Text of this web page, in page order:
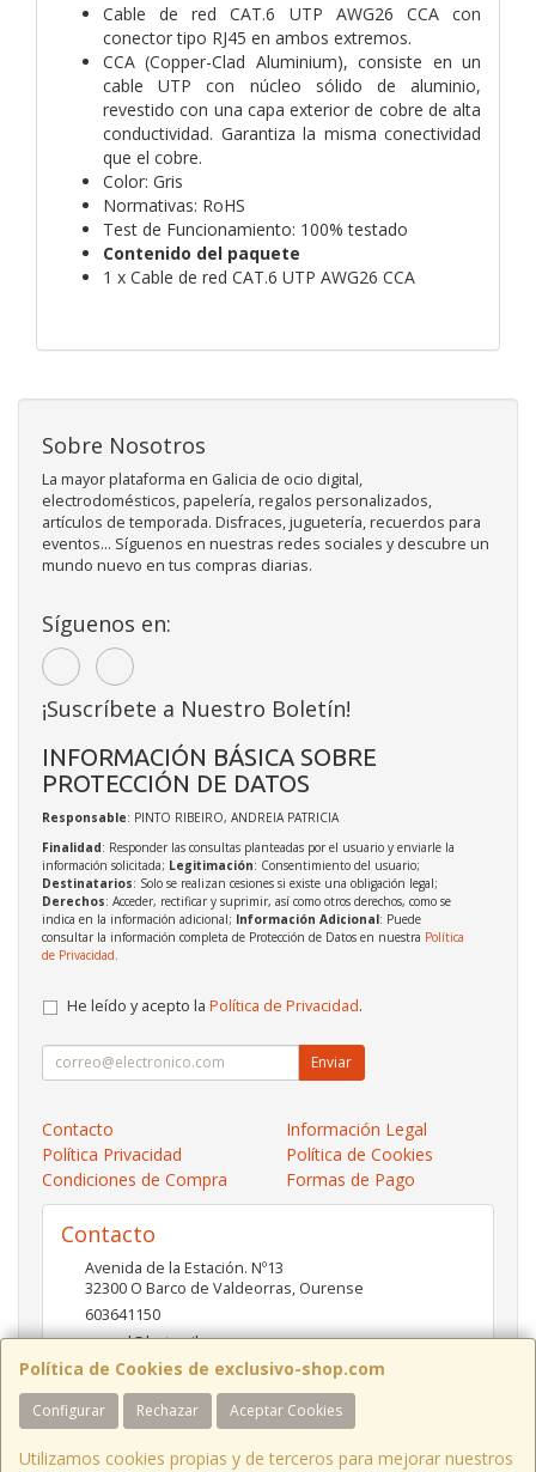
Cable de red CAT.6 UTP AWG26 CCA con
conector tipo RJ45 en ambos extremos.
CCA (Copper-Clad Aluminium), consiste en un
cable UTP con núcleo sólido de aluminio,
revestido con una capa exterior de cobre de alta
conductividad. Garantiza la misma conectividad
que el cobre.
Color: Gris
Normativas: RoHS
Test de Funcionamiento: 100% testado
Contenido del paquete
1 x Cable de red CAT.6 UTP AWG26 CCA
Política de Cookies de exclusivo-shop.com
Configurar Rechazar Aceptar Cookies
Utilizamos cookies propias y de terceros para mejorar nuestros
Sobre Nosotros
La mayor plataforma en Galicia de ocio digital,
electrodomésticos, papelería, regalos personalizados,
artículos de temporada. Disfraces, juguetería, recuerdos para
eventos... Síguenos en nuestras redes sociales y descubre un
mundo nuevo en tus compras diarias.
Síguenos en:
¡Suscríbete a Nuestro Boletín!
INFORMACIÓN BÁSICA SOBRE
PROTECCIÓN DE DATOS
Responsable: PINTO RIBEIRO, ANDREIA PATRICIA
Finalidad: Responder las consultas planteadas por el usuario y enviarle la
información solicitada; Legitimación: Consentimiento del usuario;
Destinatarios: Solo se realizan cesiones si existe una obligación legal;
Derechos: Acceder, rectificar y suprimir, así como otros derechos, como se
indica en la información adicional; Información Adicional: Puede
consultar la información completa de Protección de Datos en nuestra Política
de Privacidad
He leído y acepto la Política de Privacidad.
Enviar
Contacto
Información Legal
Política Privacidad
Política de Cookies
Condiciones de Compra
Formas de Pago
Contacto
Avenida de la Estación. Nº13
32300 O Barco de Valdeorras, Ourense
603641150
pc-red@hotmail.es
Horario
10:00- 13:30 / 17:00- 20:30